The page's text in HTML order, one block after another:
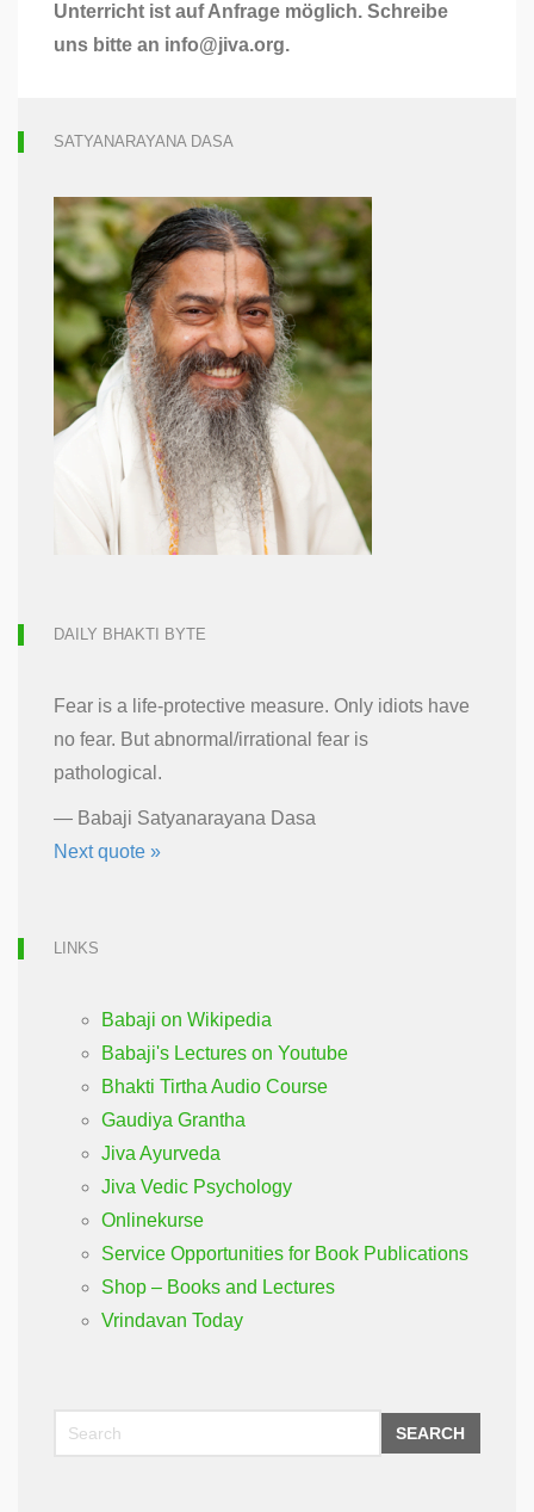
Unterricht ist auf Anfrage möglich. Schreibe
uns bitte an info@jiva.org.
SATYANARAYANA DASA
DAILY BHAKTI BYTE
Fear is a life-protective measure. Only idiots have
no fear. But abnormal/irrational fear is
pathological.
— Babaji Satyanarayana Dasa
Next quote »
LINKS
Babaji on Wikipedia
Babaji's Lectures on Youtube
Bhakti Tirtha Audio Course
Gaudiya Grantha
Jiva Ayurveda
Jiva Vedic Psychology
Onlinekurse
Service Opportunities for Book Publications
Shop – Books and Lectures
Vrindavan Today
SEARCH